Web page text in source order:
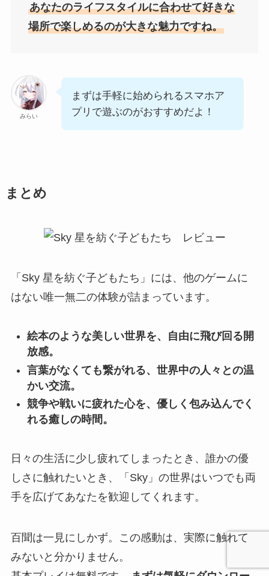
あなたのライフスタイルに合わせて好きな
場所で楽しめるのが大きな魅力ですね。
みらい
まずは手軽に始められるスマホア
プリで遊ぶのがおすすめだよ！
まとめ
「Sky 星を紡ぐ子どもたち」には、他のゲームに
はない唯一無二の体験が詰まっています。
絵本のような美しい世界を、自由に飛び回る開
放感。
言葉がなくても繋がれる、世界中の人々との温
かい交流。
競争や戦いに疲れた心を、優しく包み込んでく
れる癒しの時間。
日々の生活に少し疲れてしまったとき、誰かの優
しさに触れたいとき、「Sky」の世界はいつでも両
手を広げてあなたを歓迎してくれます。
百聞は一見にしかず。この感動は、実際に触れて
みないと分かりません。